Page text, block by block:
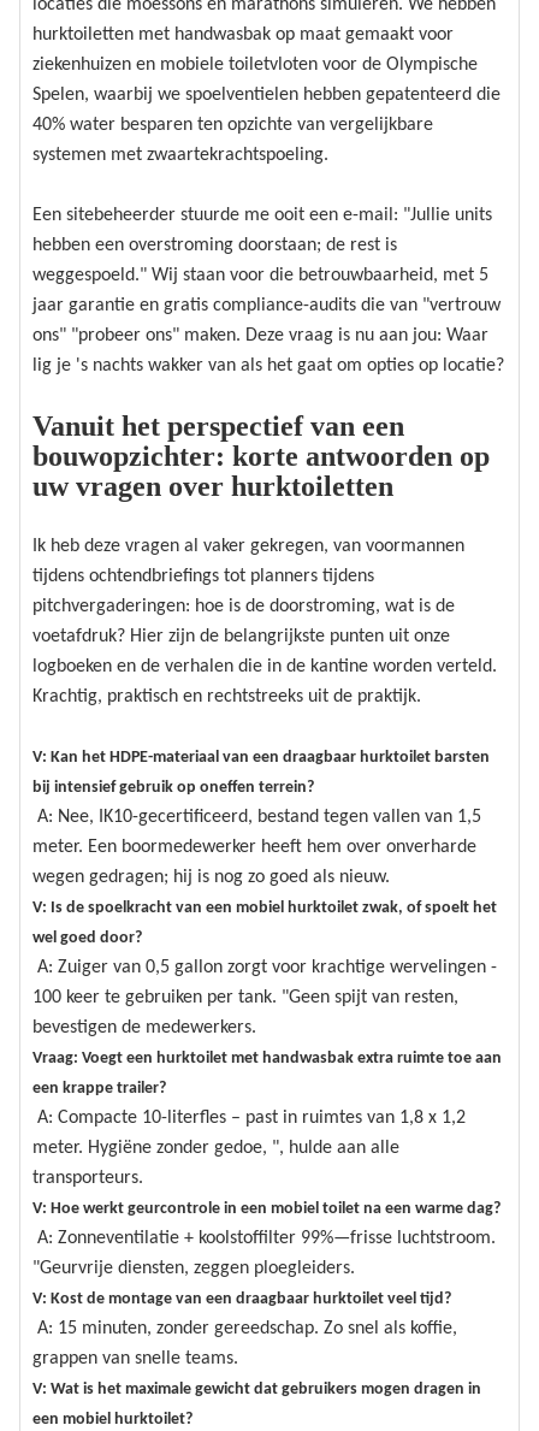
locaties die moessons en marathons simuleren. We hebben
hurktoiletten met handwasbak op maat gemaakt voor
ziekenhuizen en mobiele toiletvloten voor de Olympische
Spelen, waarbij we spoelventielen hebben gepatenteerd die
40% water besparen ten opzichte van vergelijkbare
systemen met zwaartekrachtspoeling.
Een sitebeheerder stuurde me ooit een e-mail: "Jullie units
hebben een overstroming doorstaan; de rest is
weggespoeld." Wij staan ​​voor die betrouwbaarheid, met 5
jaar garantie en gratis compliance-audits die van "vertrouw
ons" "probeer ons" maken. Deze vraag is nu aan jou: Waar
lig je 's nachts wakker van als het gaat om opties op locatie?
Vanuit het perspectief van een
bouwopzichter: korte antwoorden op
uw vragen over hurktoiletten
Ik heb deze vragen al vaker gekregen, van voormannen
tijdens ochtendbriefings tot planners tijdens
pitchvergaderingen: hoe is de doorstroming, wat is de
voetafdruk? Hier zijn de belangrijkste punten uit onze
logboeken en de verhalen die in de kantine worden verteld.
Krachtig, praktisch en rechtstreeks uit de praktijk.
V: Kan het HDPE-materiaal van een draagbaar hurktoilet barsten
bij intensief gebruik op oneffen terrein?
A: Nee, IK10-gecertificeerd, bestand tegen vallen van 1,5
meter. Een boormedewerker heeft hem over onverharde
wegen gedragen; hij is nog zo goed als nieuw.
V: Is de spoelkracht van een mobiel hurktoilet zwak, of spoelt het
wel goed door?
A: Zuiger van 0,5 gallon zorgt voor krachtige wervelingen -
100 keer te gebruiken per tank. "Geen spijt van resten,
bevestigen de medewerkers.
Vraag: Voegt een hurktoilet met handwasbak extra ruimte toe aan
een krappe trailer?
A: Compacte 10-literfles – past in ruimtes van 1,8 x 1,2
meter. Hygiëne zonder gedoe, ", hulde aan alle
transporteurs.
V: Hoe werkt geurcontrole in een mobiel toilet na een warme dag?
A: Zonneventilatie + koolstoffilter 99%—frisse luchtstroom.
"Geurvrije diensten, zeggen ploegleiders.
V: Kost de montage van een draagbaar hurktoilet veel tijd?
A: 15 minuten, zonder gereedschap. Zo snel als koffie,
grappen van snelle teams.
V: Wat is het maximale gewicht dat gebruikers mogen dragen in
een mobiel hurktoilet?